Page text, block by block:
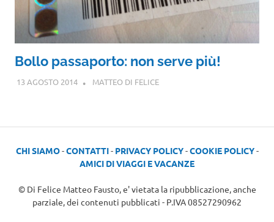
Bollo passaporto: non serve più!
13 AGOSTO 2014 MATTEO DI FELICE
CHI SIAMO-CONTATTI- PRIVACY POLICY-COOKIE POLICY-
AMICI DI VIAGGI E VACANZE
© Di Felice Matteo Fausto, e' vietata la ripubblicazione, anche
parziale, dei contenuti pubblicati - P.IVA 08527290962